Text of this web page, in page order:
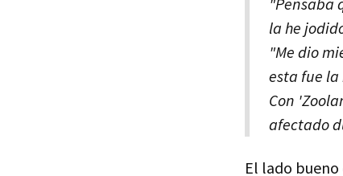
la he
"Me dio
esta fue la
Con
afectado
El lado